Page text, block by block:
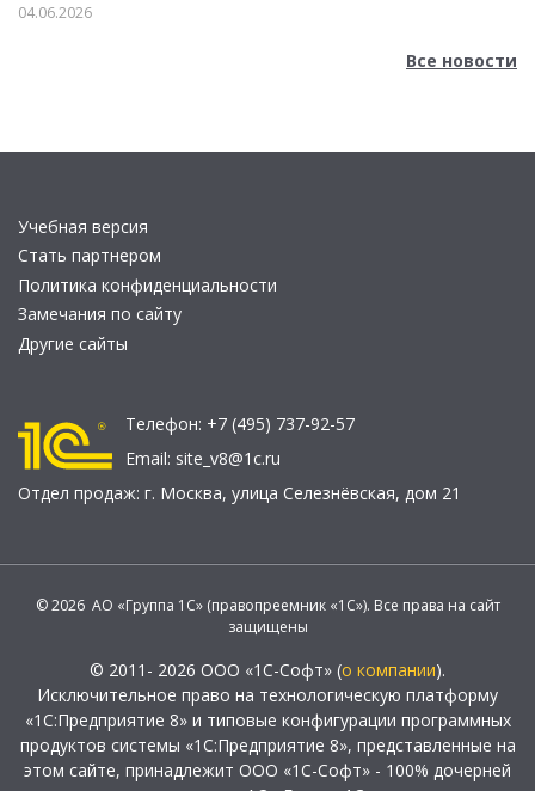
04.06.2026
Все новости
Учебная версия
Стать партнером
Политика конфиденциальности
Замечания по сайту
Другие сайты
Телефон: +7 (495) 737-92-57
Email: site_v8@1c.ru
Отдел продаж: г. Москва, улица Селезнёвская, дом 21
© 2026 АО «Группа 1С» (правопреемник «1С»). Все права на сайт
защищены
© 2011- 2026 ООО «1С-Софт» (о компании).
Исключительное право на технологическую платформу
«1С:Предприятие 8» и типовые конфигурации программных
продуктов системы «1С:Предприятие 8», представленные на
этом сайте, принадлежит ООО «1С-Софт» - 100% дочерней